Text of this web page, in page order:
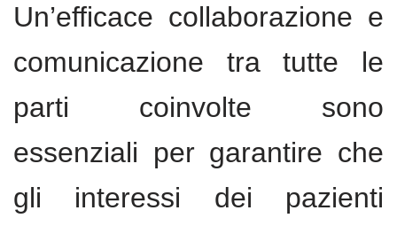
Un’efficace collaborazione e
comunicazione tra tutte le
parti coinvolte sono
essenziali per garantire che
gli interessi dei pazienti